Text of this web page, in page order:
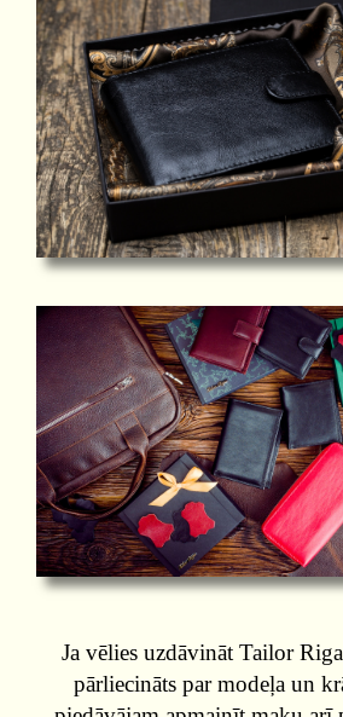
Ja vēlies uzdāvināt Tailor
pārliecināts par modeļa un